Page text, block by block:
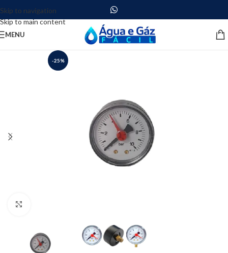
Skip to navigation
Skip to main content
MENU
-25%